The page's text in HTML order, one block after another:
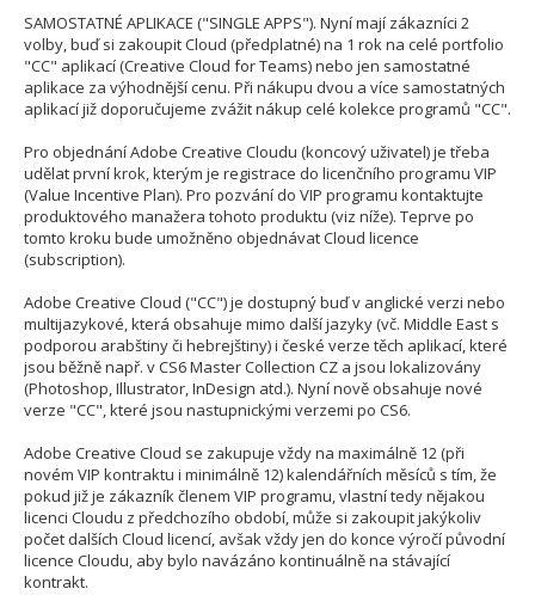
SAMOSTATNÉ APLIKACE ("SINGLE APPS"). Nyní mají zákazníci 2
volby, buď si zakoupit Cloud (předplatné) na 1 rok na celé portfolio
"CC" aplikací (Creative Cloud for Teams) nebo jen samostatné
aplikace za výhodnější cenu. Při nákupu dvou a více samostatných
aplikací již doporučujeme zvážit nákup celé kolekce programů "CC".
Pro objednání Adobe Creative Cloudu (koncový uživatel) je třeba
udělat první krok, kterým je registrace do licenčního programu VIP
(Value Incentive Plan). Pro pozvání do VIP programu kontaktujte
produktového manažera tohoto produktu (viz níže). Teprve po
tomto kroku bude umožněno objednávat Cloud licence
(subscription).
Adobe Creative Cloud ("CC") je dostupný buď v anglické verzi nebo
multijazykové, která obsahuje mimo další jazyky (vč. Middle East s
podporou arabštiny či hebrejštiny) i české verze těch aplikací, které
jsou běžně např. v CS6 Master Collection CZ a jsou lokalizovány
(Photoshop, Illustrator, InDesign atd.). Nyní nově obsahuje nové
verze "CC", které jsou nastupnickými verzemi po CS6.
Adobe Creative Cloud se zakupuje vždy na maximálně 12 (při
novém VIP kontraktu i minimálně 12) kalendářních měsíců s tím, že
pokud již je zákazník členem VIP programu, vlastní tedy nějakou
licenci Cloudu z předchozího období, může si zakoupit jakýkoliv
počet dalších Cloud licencí, avšak vždy jen do konce výročí původní
licence Cloudu, aby bylo navázáno kontinuálně na stávající
kontrakt.